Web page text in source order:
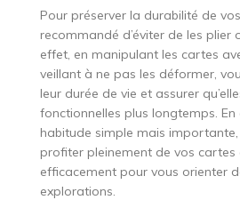
Pour préserver la durabilité de
recommandé d’éviter de les plier
effet, en manipulant les cartes
veillant à ne pas les déformer,
leur durée de vie et assurer
fonctionnelles plus longtemps.
habitude simple mais
profiter pleinement de vos cartes
efficacement pour vous orienter
explorations.